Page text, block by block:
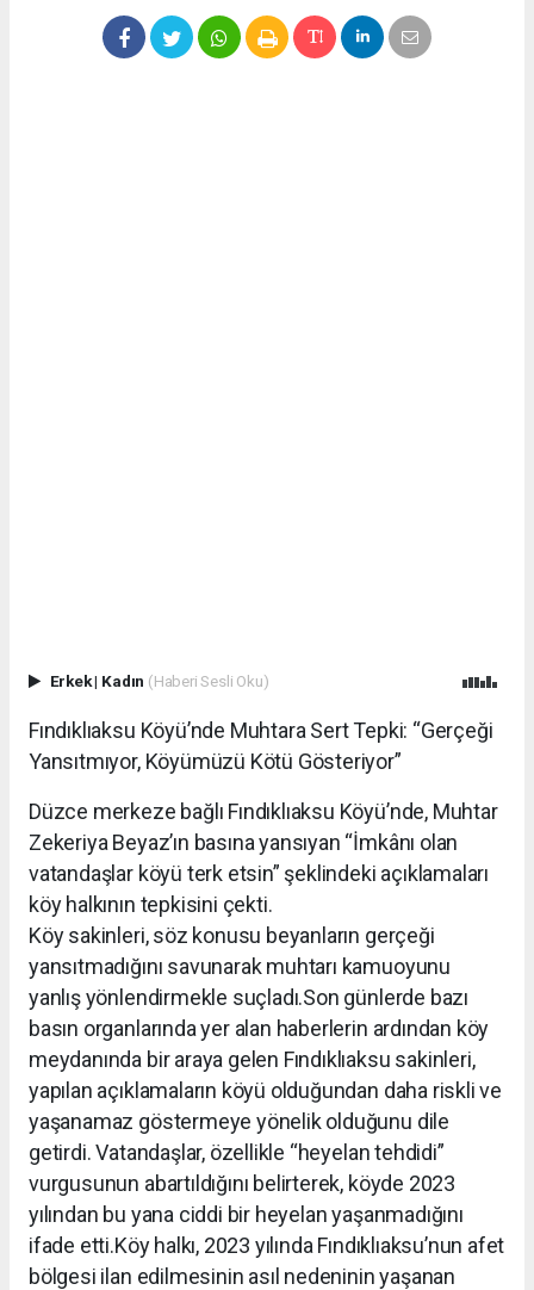
Erkek| Kadın (Haberi Sesli Oku)
Fındıklıaksu Köyü’nde Muhtara Sert Tepki: “Gerçeği
Yansıtmıyor, Köyümüzü Kötü Gösteriyor”
Düzce merkeze bağlı Fındıklıaksu Köyü’nde, Muhtar
Zekeriya Beyaz’ın basına yansıyan “İmkânı olan
vatandaşlar köyü terk etsin” şeklindeki açıklamaları
köy halkının tepkisini çekti.
Köy sakinleri, söz konusu beyanların gerçeği
yansıtmadığını savunarak muhtarı kamuoyunu
yanlış yönlendirmekle suçladı.Son günlerde bazı
basın organlarında yer alan haberlerin ardından köy
meydanında bir araya gelen Fındıklıaksu sakinleri,
yapılan açıklamaların köyü olduğundan daha riskli ve
yaşanamaz göstermeye yönelik olduğunu dile
getirdi. Vatandaşlar, özellikle “heyelan tehdidi”
vurgusunun abartıldığını belirterek, köyde 2023
yılından bu yana ciddi bir heyelan yaşanmadığını
ifade etti.Köy halkı, 2023 yılında Fındıklıaksu’nun afet
bölgesi ilan edilmesinin asıl nedeninin yaşanan